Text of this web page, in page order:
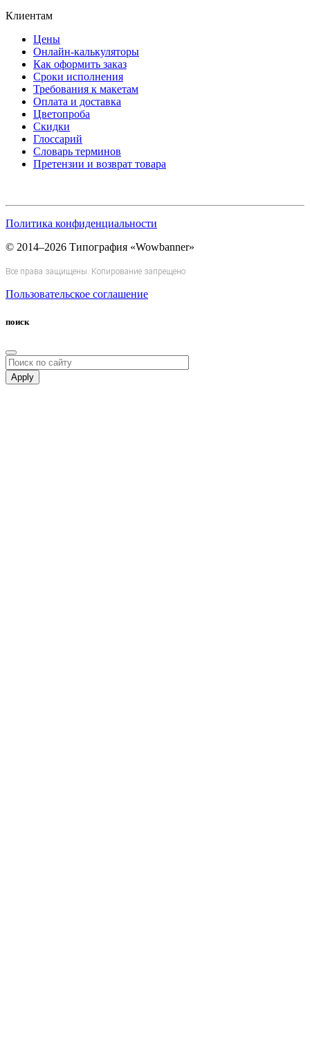
Клиентам
Цены
Онлайн-калькуляторы
Как оформить заказ
Сроки исполнения
Требования к макетам
Оплата и доставка
Цветопроба
Скидки
Глоссарий
Словарь терминов
Претензии и возврат товара
Политика конфиденциальности
© 2014–2026 Типография «Wowbanner»
Все права защищены. Копирование запрещено
Пользовательское соглашение
поиск